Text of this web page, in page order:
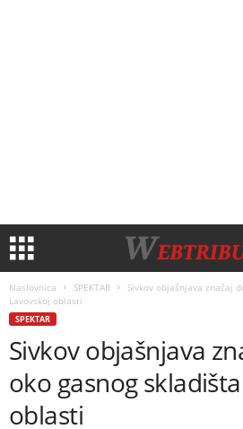
Naslovnica SPEKTAR
Sivkov objašnjava značaj
Lavovskoj oblasti
SPEKTAR
Sivkov objašnjava
oko gasnog
oblasti